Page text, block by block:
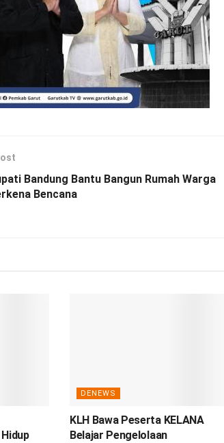
Bandung Bantu Bangun Rumah Warga
Bencana
DENEWS
KLH Bawa Peserta KELANA
Belajar Pengelolaan